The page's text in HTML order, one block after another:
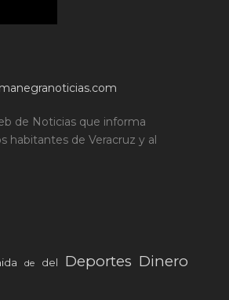
de Noticias que informa
habitantes de Veracruz y al
de del Deportes Dinero